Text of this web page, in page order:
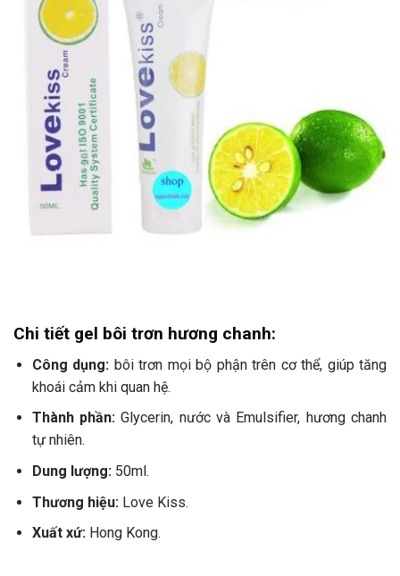
Chi tiết gel bôi trơn hương chanh:
Công dụng: bôi trơn mọi bộ phận trên cơ thể, giúp tăng
khoái cảm khi quan hệ.
Thành phần: Glycerin, nước và Emulsifier, hương chanh
tự nhiên.
Dung lượng:50ml.
Thương hiệu:Love Kiss.
Xuất xứ:Hong Kong.